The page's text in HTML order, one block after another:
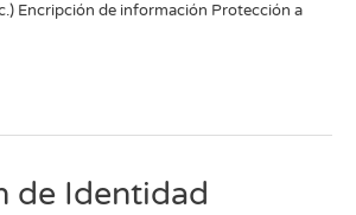
Encripción de información​ Protección a
de Identidad